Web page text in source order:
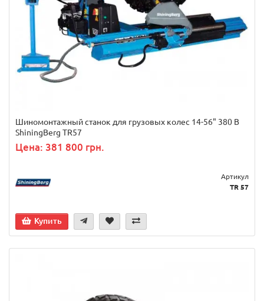
Шиномонтажный станок для грузовых колес 14-56" 380 В
ShiningBerg TR57
Цена: 381 800 грн.
Артикул
TR 57
Купить